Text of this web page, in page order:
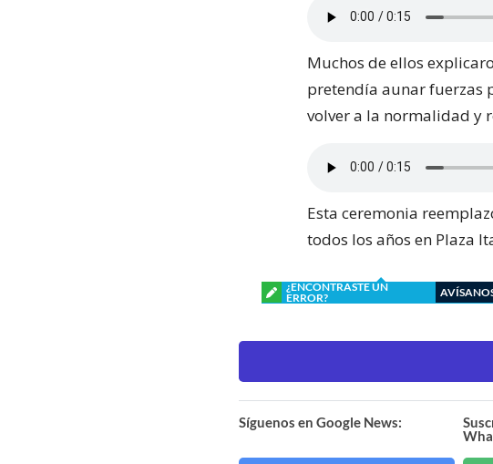
Muchos de ellos
pretendía aunar fuerzas
volver a la normalidad y
Esta ceremonia
todos los años en Plaza
¿ENCONTRASTE UN
ERROR?
Síguenos en Google News: